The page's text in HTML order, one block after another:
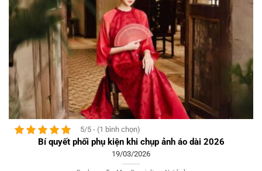
5/5 - (1 bình chọn)
Bí quyết phối phụ kiện khi chụp ảnh áo dài 2026
19/03/2026